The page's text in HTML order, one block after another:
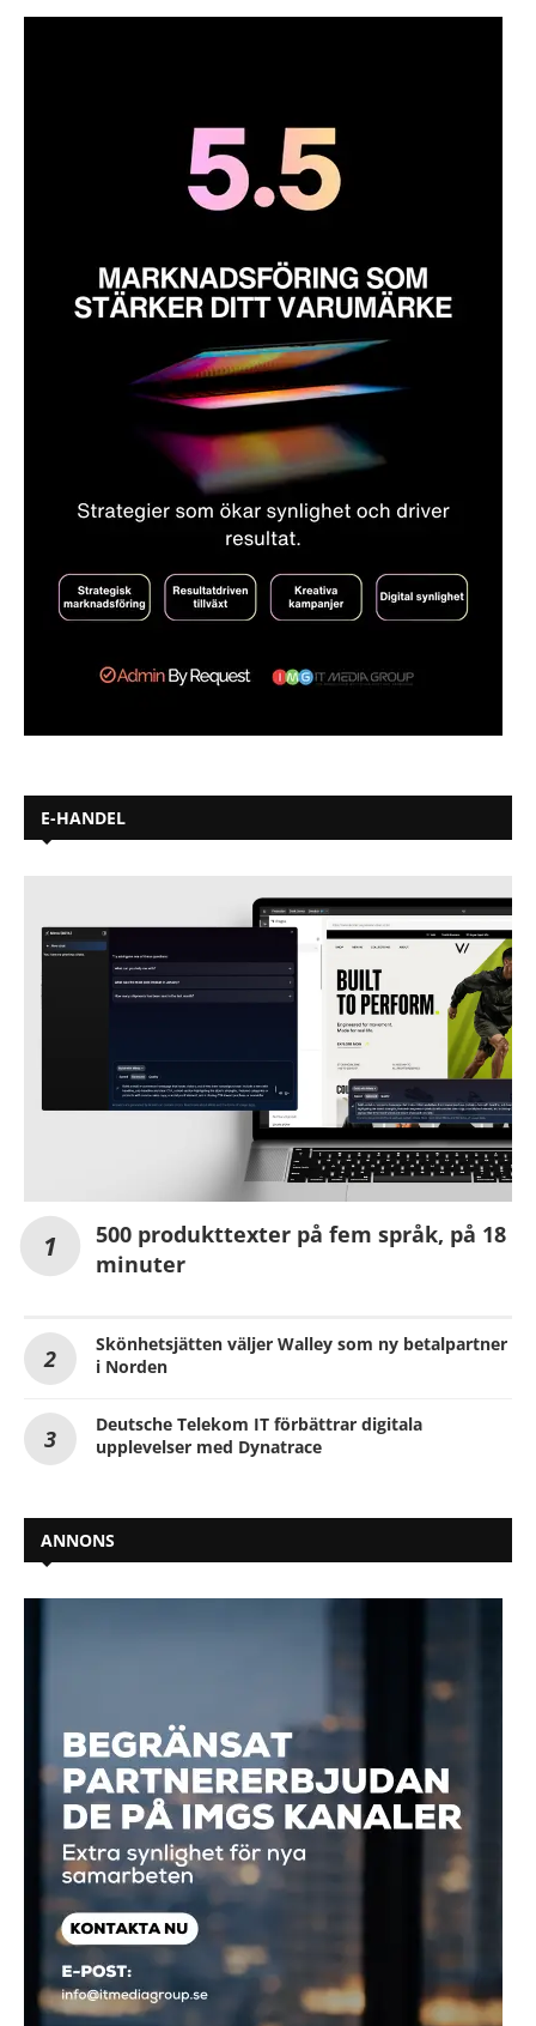
E-HANDEL
500 produkttexter på fem språk, på 18
minuter
Skönhetsjätten väljer Walley som ny betalpartner
i Norden
Deutsche Telekom IT förbättrar digitala
upplevelser med Dynatrace
ANNONS